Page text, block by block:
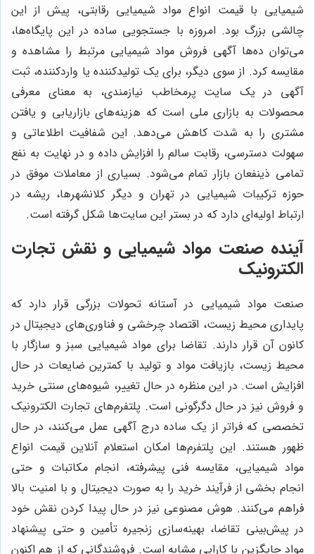
شیمیایی با قیمت انواع مواد شیمیایی رقابتی، پیش از این
چالشی بزرگ بود. امروزه با جستجویی ساده در این پایگاه‌ها،
می‌توان ده‌ها آگهی فروش مواد شیمیایی مرتبط را مشاهده و
مقایسه کرد. از سوی دیگر، برای یک تولیدکننده یا واردکننده، ثبت
آگهی در یک سایت پرمخاطب نیازمندی، به معنای معرفی
محصولات به بازاری ملی است که هزینه‌های بازاریابی و یافتن
مشتری را به شدت کاهش می‌دهد. این شفافیت اطلاعاتی و
سهولت دسترسی، رقابت سالم را افزایش داده و در نهایت به نفع
تمامی ذینفعان بازار تمام می‌شود. بسیاری از معاملات موفق در
حوزه ترکیبات شیمیایی در تهران و دیگر کلانشهرها، ریشه در
ارتباط اولیه‌ای دارد که در بستر این سایت‌ها شکل گرفته است.
آینده صنعت مواد شیمیایی و نقش تجارت
الکترونیک
صنعت مواد شیمیایی در آستانه تحولات بزرگی قرار دارد که
پایداری محیط زیست، اقتصاد چرخشی و فناوری‌های دیجیتال در
کانون آن قرار دارند. تقاضا برای مواد شیمیایی سبز و سازگار با
محیط زیست، بازیافت مواد و تولید با کمترین ضایعات در حال
افزایش است. در این منظره در حال تغییر، شیوه‌های سنتی خرید
و فروش نیز در حال دگرگونی است. پلتفرم‌های تجارت الکترونیک
تخصصی که فراتر از یک ساده درج آگهی عمل می‌کنند، در حال
ظهور هستند. این پلتفرم‌ها امکان استعلام آنلاین قیمت انواع
مواد شیمیایی، مقایسه فنی پیشرفته، انجام مکاتبات و حتی
انجام بخشی از فرآیند خرید را به صورت دیجیتال و با امنیت بالا
فراهم می‌کنند. هوش مصنوعی نیز در حال پیدا کردن نقش خود
در پیش‌بینی تقاضا، بهینه‌سازی زنجیره تأمین و حتی پیشنهاد
مواد جایگزین با کارایی مشابه است. فروشندگانی که از هم اکنون